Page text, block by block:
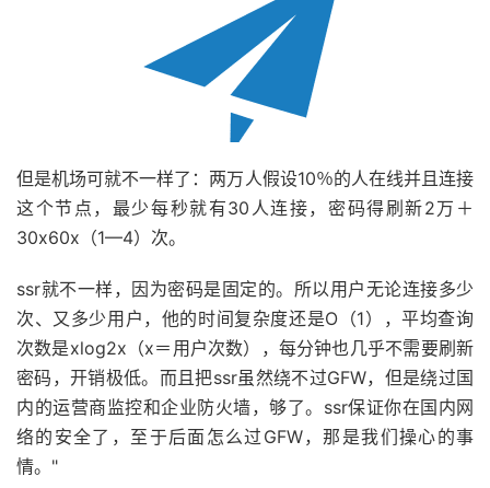
但是机场可就不一样了：两万人假设10％的人在线并且连接
这个节点，最少每秒就有30人连接，密码得刷新2万＋
30x60x（1—4）次。
ssr就不一样，因为密码是固定的。所以用户无论连接多少
次、又多少用户，他的时间复杂度还是O（1），平均查询
次数是xlog2x（x＝用户次数），每分钟也几乎不需要刷新
密码，开销极低。而且把ssr虽然绕不过GFW，但是绕过国
内的运营商监控和企业防火墙，够了。ssr保证你在国内网
络的安全了，至于后面怎么过GFW，那是我们操心的事
情。"